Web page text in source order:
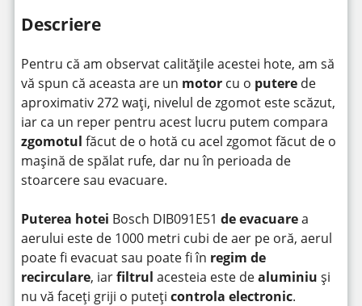
Descriere
Pentru că am observat calitățile acestei hote, am să
vă spun că aceasta are un motorcu o puterede
aproximativ 272 wați, nivelul de zgomot este scăzut,
iar ca un reper pentru acest lucru putem compara
zgomotul făcut de o hotă cu acel zgomot făcut de o
mașină de spălat rufe, dar nu în perioada de
stoarcere sau evacuare.
Puterea hotei Bosch DIB091E51 de evacuarea
aerului este de 1000 metri cubi de aer pe oră, aerul
poate fi evacuat sau poate fi în regim de
recirculare, iarfiltrul acesteia este dealuminiu și
nu vă faceți griji o puteți controla electronic.